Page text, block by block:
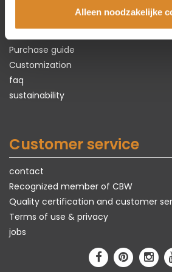
Alleen noodzakelijke
Lederland's maintenance products
Purchase guide
Customization
faq
sustainability
Customer service
contact
Recognized member of CBW
Quality certification and customer
Terms of use & privacy
jobs